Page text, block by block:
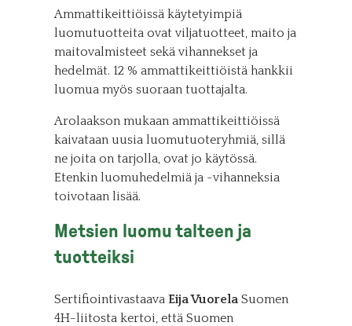
Ammattikeittiöissä käytetyimpiä
luomutuotteita ovat viljatuotteet, maito ja
maitovalmisteet sekä vihannekset ja
hedelmät. 12 % ammattikeittiöistä hankkii
luomua myös suoraan tuottajalta.
Arolaakson mukaan ammattikeittiöissä
kaivataan uusia luomutuoteryhmiä, sillä
ne joita on tarjolla, ovat jo käytössä.
Etenkin luomuhedelmiä ja -vihanneksia
toivotaan lisää.
Metsien luomu talteen ja
tuotteiksi
Sertifiointivastaava Eija Vuorela Suomen
4H-liitosta kertoi, että Suomen